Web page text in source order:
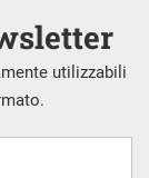
utilizzabili